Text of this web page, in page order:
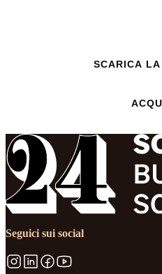
SCARICA
Seguici sui social